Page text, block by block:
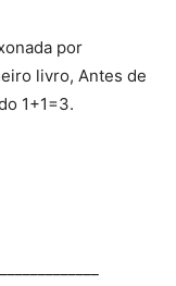
por
livro, Antes de
1+1=3.